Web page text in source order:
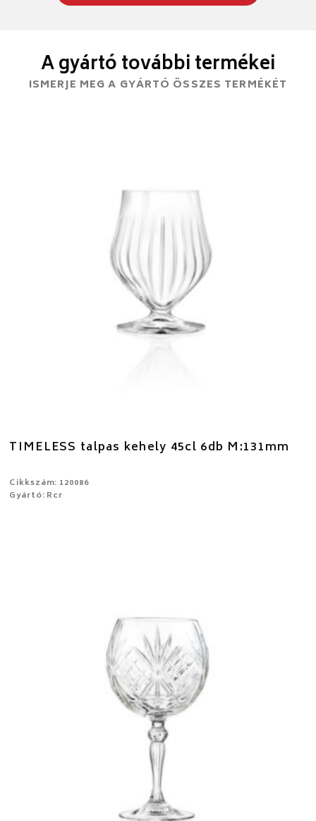
A gyártó további termékei
ISMERJE MEG A GYÁRTÓ ÖSSZES TERMÉKÉT
TIMELESS talpas kehely 45cl 6db M:131mm
Cikkszám: 120086
Gyártó: Rcr